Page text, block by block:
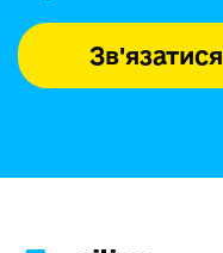
Зв'язатися